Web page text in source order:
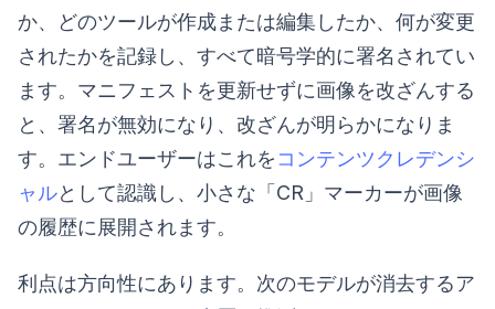
か、どのツールが作成または編集したか、何が変更
されたかを記録し、すべて暗号学的に署名されてい
ます。マニフェストを更新せずに画像を改ざんする
と、署名が無効になり、改ざんが明らかになりま
す。エンドユーザーはこれをコンテンツクレデンシ
ャルとして認識し、小さな「CR」マーカーが画像
の履歴に展開されます。
利点は方向性にあります。次のモデルが消去するア